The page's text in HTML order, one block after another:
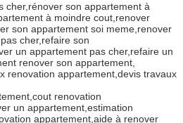
cher,rénover son appartement à
à moindre cout,renover
son appartement soi meme,renover
cher,refaire son
un appartement pas cher,refaire un
renover son appartement,
renovation appartement,devis travaux
renovation
un appartement,estimation
appartement,aide à renover